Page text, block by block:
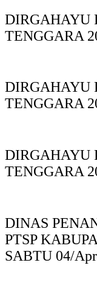
DIRGAHAYU
TENGGARA
DIRGAHAYU
TENGGARA
DIRGAHAYU
TENGGARA
DINAS
PTSP
SABTU 04/